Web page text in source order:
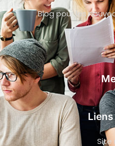
Blog pour les
Site